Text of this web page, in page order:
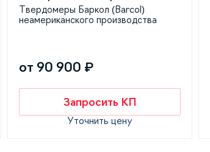
Твердомеры Баркол (Barcol)
неамериканского производства
от 90 900 ₽
Запросить КП
Уточнить цену